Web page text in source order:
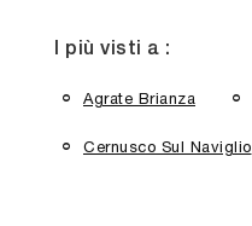
I più visti a :
Agrate Brianza
Cernusco Sul Naviglio